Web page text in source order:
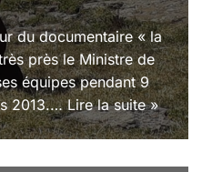
du documentaire « la
près le Ministre de
équipes pendant 9
2013.…Lire la suite »